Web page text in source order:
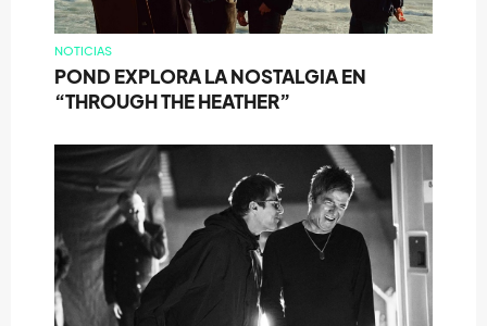
NOTICIAS
POND EXPLORA LA NOSTALGIA EN
“THROUGH THE HEATHER”